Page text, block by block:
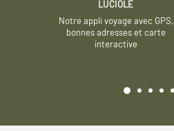
LUCIOLE
Notre appli voyage avec GPS,
bonnes adresses et carte
interactive